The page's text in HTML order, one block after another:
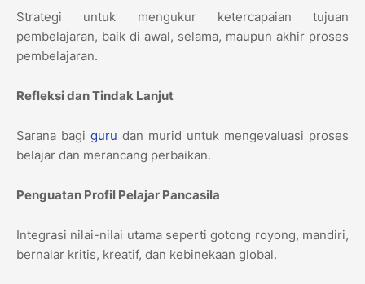
Strategi untuk mengukur ketercapaian tujuan
pembelajaran, baik di awal, selama, maupun akhir proses
pembelajaran.
Refleksi dan Tindak Lanjut
Sarana bagi guru dan murid untuk mengevaluasi proses
belajar dan merancang perbaikan.
Penguatan Profil Pelajar Pancasila
Integrasi nilai-nilai utama seperti gotong royong, mandiri,
bernalar kritis, kreatif, dan kebinekaan global.